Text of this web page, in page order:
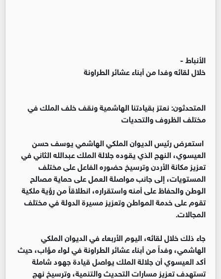
الأنباط -
خلال لقائه وفدا من أبناء عشائر الطراونة
المتحدثون: نعتز بقيادتنا الهاشمية ونقف خلف الملك في
مختلف الظروف والتحديات
استعرض رئيس الديوان الملكي الهاشمي يوسف حسن
العيسوي، النهج الذي يقوده جلالة الملك عبدالله الثاني في
تعزيز مكانة الأردن وترسيخ حضوره الفاعل على مختلف
المستويات، إلى جانب مواصلة العمل على حماية مصالح
الوطن والحفاظ على أمنه واستقراره، انطلاقاً من رؤية ملكية
تقوم على خدمة المواطن وتعزيز مسيرة الدولة في مختلف
المجالات.
جاء ذلك خلال لقائه، اليوم الأربعاء في الديوان الملكي
الهاشمي، وفداً من أبناء عشائر الطراونة في لواء مؤاب، حيث
أكد العيسوي أن جلالة الملك يواصل قيادة جهود شاملة
تستهدف تعزيز مسارات التحديث والتنمية، وترسيخ نهج